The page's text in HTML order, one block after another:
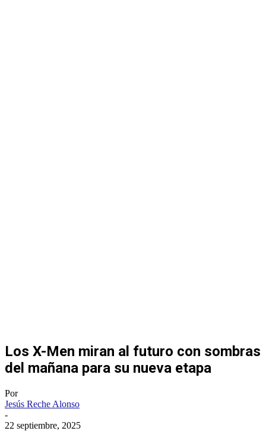
Los X-Men miran al futuro con sombras
del mañana para su nueva etapa
Por
Jesús Reche Alonso
-
22 septiembre, 2025